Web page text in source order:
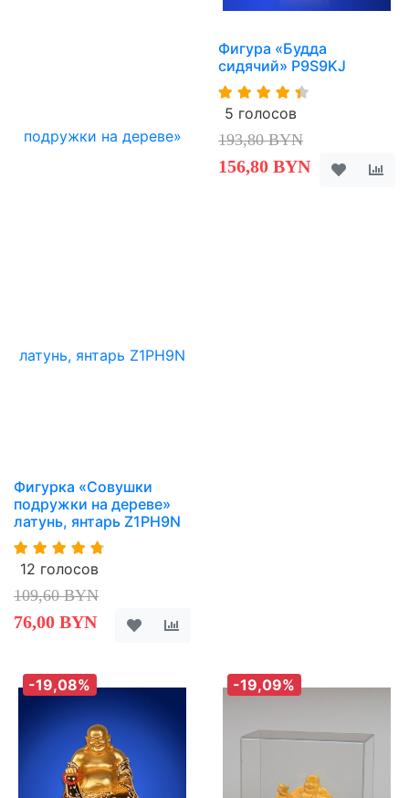
Фигурка «Совушки
подружки на дереве»
латунь, янтарь Z1PH9N
12 голосов
109,60 BYN
76,00 BYN
Фигура «Будда
сидячий» P9S9KJ
5 голосов
193,80 BYN
156,80 BYN
-19,08% -19,09%